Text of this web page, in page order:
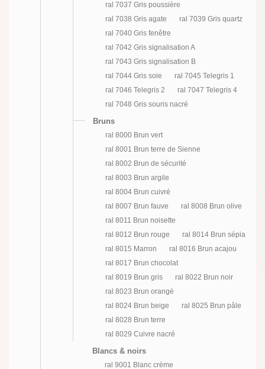
ral 7037 Gris poussière
ral 7038 Gris agate
ral 7039 Gris quartz
ral 7040 Gris fenêtre
ral 7042 Gris signalisation A
ral 7043 Gris signalisation B
ral 7044 Gris soie
ral 7045 Telegris 1
ral 7046 Telegris 2
ral 7047 Telegris 4
ral 7048 Gris souris nacré
Bruns
ral 8000 Brun vert
ral 8001 Brun terre de Sienne
ral 8002 Brun de sécurité
ral 8003 Brun argile
ral 8004 Brun cuivré
ral 8007 Brun fauve
ral 8008 Brun olive
ral 8011 Brun noisette
ral 8012 Brun rouge
ral 8014 Brun sépia
ral 8015 Marron
ral 8016 Brun acajou
ral 8017 Brun chocolat
ral 8019 Brun gris
ral 8022 Brun noir
ral 8023 Brun orangé
ral 8024 Brun beige
ral 8025 Brun pâle
ral 8028 Brun terre
ral 8029 Cuivre nacré
Blancs & noirs
ral 9001 Blanc crème